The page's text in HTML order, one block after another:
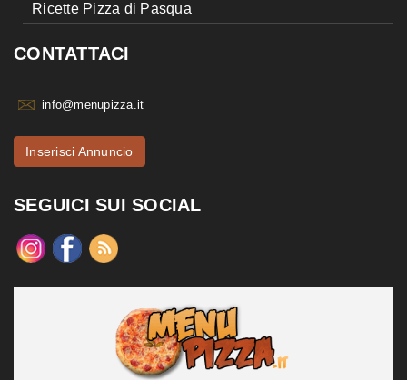
Ricette Pizza di Pasqua
CONTATTACI
info@menupizza.it
Inserisci Annuncio
SEGUICI SUI SOCIAL